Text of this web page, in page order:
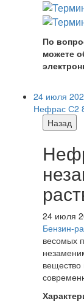
По
можете
24 июля
Нефрас С2
Назад
24 июля
Бензин-
весомых